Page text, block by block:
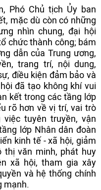
Phó Chủ tịch Ủy ban
mặc dù còn có những
nhìn chung, đại hội
chức thành công; bám
dẫn của Trung ương,
trang trí, nội dung,
điều kiện đảm bảo và
đã tạo không khí vui
kết trong các tầng lớp
rõ hơn về vị trí, vai trò
tuyên truyền, vận
lớp Nhân dân đoàn
kinh tế - xã hội, giảm
thị văn minh, phát huy
xã hội, tham gia xây
và hệ thống chính
mạnh.